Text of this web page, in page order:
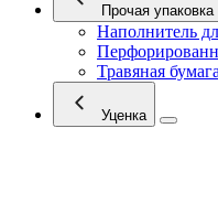
Прочая упаковка
Наполнитель
Травяная бумага
Уценка